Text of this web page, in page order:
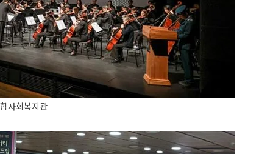
사회복지관